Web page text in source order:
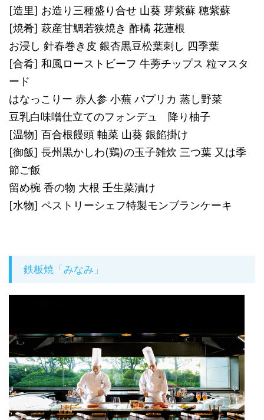
[造里] お造り三種盛り合せ 山葵 芽紫蘇 穂紫蘇
[焼肴] 萩産甘鯛若狭焼き 酢橘 花蓮根
お浸し 針春巻き皮 銀杏黒豆松葉刺し 四季葉
[合肴] 和風ローストビーフ 牛蒡チップス 粒マスタ
ード
はなっこりー 赤人参 小蕪 パプリカ 蒸し野菜
豆乳白味噌仕立てのフォンデュ 降り柚子
[温物] 百合根饅頭 軸菜 山葵 銀餡掛け
[御飯] 長州黒かしわ(鶏)の玉子雑炊 三つ葉 又は季
節ご飯
留め椀 香の物 大根 壬生菜漬け
[水物] ペストリーシェフ特製モンブランケーキ
鉄板焼「みなみ」